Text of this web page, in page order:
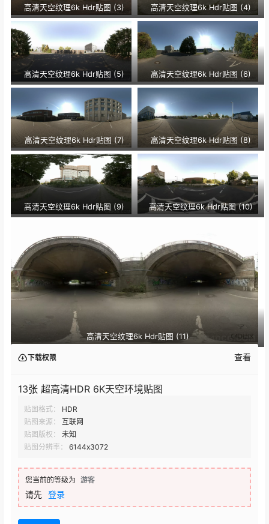
高清天空纹理6k Hdr贴图 (3) 高清天空纹理6k Hdr贴图 (4)
高清天空纹理6k Hdr贴图 (5) 高清天空纹理6k Hdr贴图 (6)
高清天空纹理6k Hdr贴图 (7) 高清天空纹理6k Hdr贴图 (8)
高清天空纹理6k Hdr贴图 (9) 高清天空纹理6k Hdr贴图 (10)
高清天空纹理6k Hdr贴图 (11)
下载权限 查看
13张 超高清HDR 6K天空环境贴图
贴图格式：
HDR
贴图来源：
互联网
贴图版权：
未知
贴图分辨率：
6144x3072
您当前的等级为 游客
请先 登录